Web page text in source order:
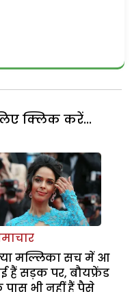
क्लिक करें...
मल्लिका सच में आ
हैं सड़क पर, बौयफ्रेंड
भी नहीं हैं पैसे